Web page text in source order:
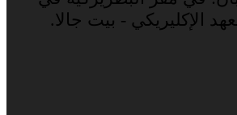
الإكليريكي - بيت جالا.